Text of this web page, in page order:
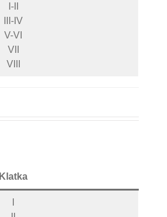
I-II
III-IV
V-VI
VII
VIII
Klatka